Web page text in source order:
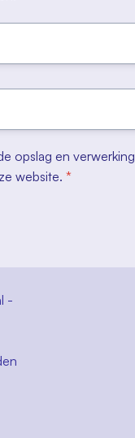
opslag en
website. *
-